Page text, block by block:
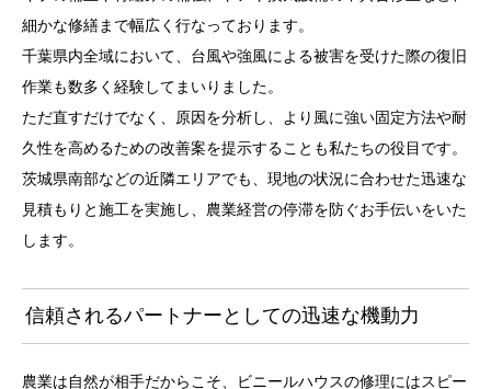
細かな修繕まで幅広く行なっております。
千葉県内全域において、台風や強風による被害を受けた際の復旧
作業も数多く経験してまいりました。
ただ直すだけでなく、原因を分析し、より風に強い固定方法や耐
久性を高めるための改善案を提示することも私たちの役目です。
茨城県南部などの近隣エリアでも、現地の状況に合わせた迅速な
見積もりと施工を実施し、農業経営の停滞を防ぐお手伝いをいた
します。
信頼されるパートナーとしての迅速な機動力
農業は自然が相手だからこそ、ビニールハウスの修理にはスピー